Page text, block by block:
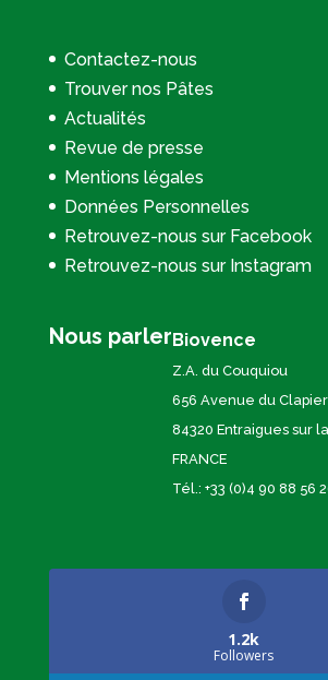
Contactez-nous
Trouver nos Pâtes
Actualités
Revue de presse
Mentions légales
Données Personnelles
Retrouvez-nous sur Facebook
Retrouvez-nous sur Instagram
Nous parlerBiovence
Z.A. du Couquiou
656 Avenue du Clapier
84320 Entraigues sur
FRANCE
Tél.: +33 (0)4 90 88 56
1.2k
Followers